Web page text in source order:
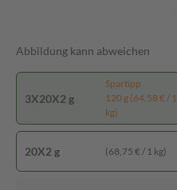
Abbildung kann abweichen
3X20X2 g
Spartipp
120 g (64,58 € / 1
kg)
20X2 g (68,75 € / 1 kg)